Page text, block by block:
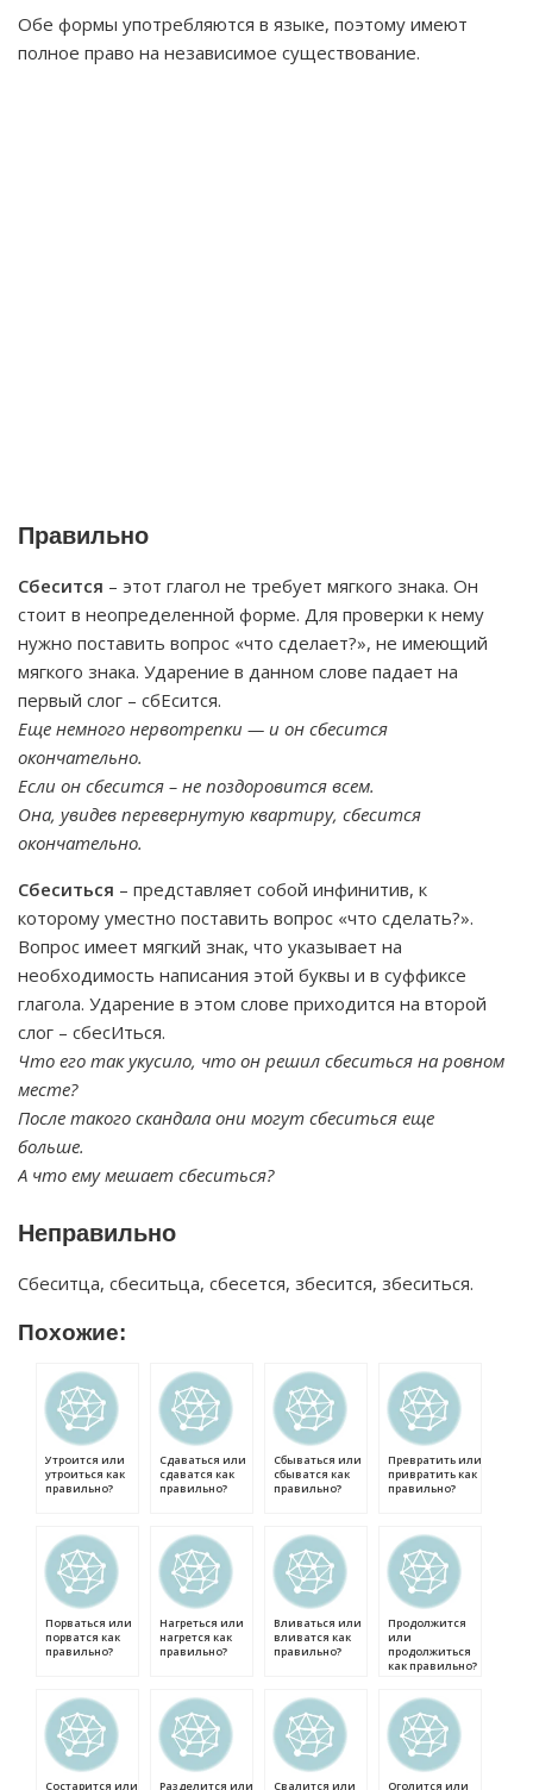
Обе формы употребляются в языке, поэтому имеют
полное право на независимое существование.
Правильно
Сбесится – этот глагол не требует мягкого знака. Он
стоит в неопределенной форме. Для проверки к нему
нужно поставить вопрос «что сделает?», не имеющий
мягкого знака. Ударение в данном слове падает на
первый слог – сбЕсится.
Еще немного нервотрепки — и он сбесится
окончательно.
Если он сбесится – не поздоровится всем.
Она, увидев перевернутую квартиру, сбесится
окончательно.
Сбеситься – представляет собой инфинитив, к
которому уместно поставить вопрос «что сделать?».
Вопрос имеет мягкий знак, что указывает на
необходимость написания этой буквы и в суффиксе
глагола. Ударение в этом слове приходится на второй
слог – сбесИться.
Что его так укусило, что он решил сбеситься на ровном
месте?
После такого скандала они могут сбеситься еще
больше.
А что ему мешает сбеситься?
Неправильно
Сбеситца, сбеситьца, сбесется, збесится, збеситься.
Похожие:
Утроится или
утроиться как
правильно?
Сдаваться или
сдаватся как
правильно?
Сбываться или
сбыватся как
правильно?
Превратить или
привратить как
правильно?
Порваться или
порватся как
правильно?
Нагреться или
нагрется как
правильно?
Вливаться или
вливатся как
правильно?
Продолжится
или
продолжиться
как правильно?
Состарится или Разделится или Свалится или Оголится или